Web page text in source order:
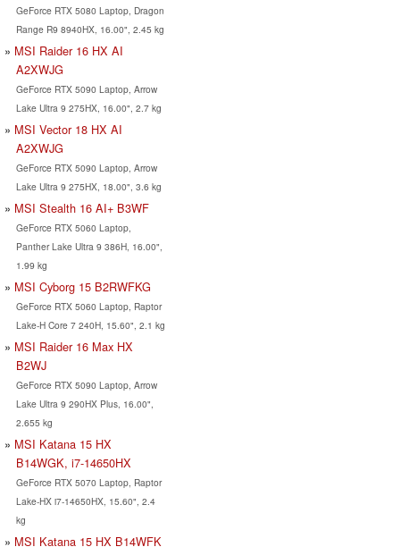
GeForce RTX 5080 Laptop, Dragon
Range R9 8940HX, 16.00", 2.45 kg
MSI Raider 16 HX AI
A2XWJG
GeForce RTX 5090 Laptop, Arrow
Lake Ultra 9 275HX, 16.00", 2.7 kg
MSI Vector 18 HX AI
A2XWJG
GeForce RTX 5090 Laptop, Arrow
Lake Ultra 9 275HX, 18.00", 3.6 kg
MSI Stealth 16 AI+ B3WF
GeForce RTX 5060 Laptop,
Panther Lake Ultra 9 386H, 16.00",
1.99 kg
MSI Cyborg 15 B2RWFKG
GeForce RTX 5060 Laptop, Raptor
Lake-H Core 7 240H, 15.60", 2.1 kg
MSI Raider 16 Max HX
B2WJ
GeForce RTX 5090 Laptop, Arrow
Lake Ultra 9 290HX Plus, 16.00",
2.655 kg
MSI Katana 15 HX
B14WGK, i7-14650HX
GeForce RTX 5070 Laptop, Raptor
Lake-HX i7-14650HX, 15.60", 2.4
kg
MSI Katana 15 HX B14WFK